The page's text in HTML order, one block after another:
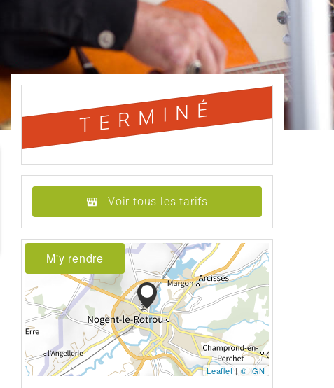
TERMINÉ
Voir tous les tarifs
M'y rendre
Leaflet |© IGN